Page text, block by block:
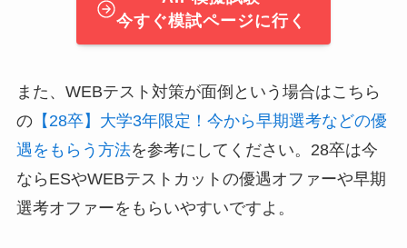
今すぐ模試ページに行く
また、WEBテスト対策が面倒という場合はこちら
の【28卒】大学3年限定！今から早期選考などの優
遇をもらう方法を参考にしてください。28卒は今
ならESやWEBテストカットの優遇オファーや早期
選考オファーをもらいやすいですよ。